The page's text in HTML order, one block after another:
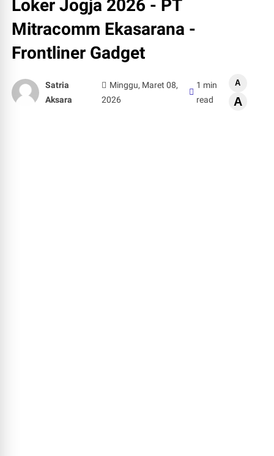
Loker Jogja 2026 - PT
Mitracomm Ekasarana -
Frontliner Gadget
Satria
Aksara
Minggu, Maret 08,
2026
1 min
read
A
A